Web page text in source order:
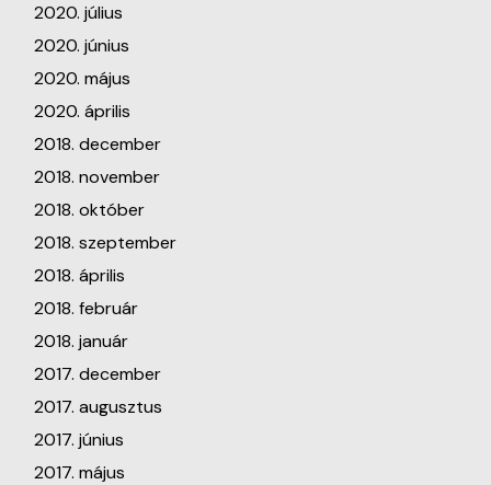
2020. július
2020. június
2020. május
2020. április
2018. december
2018. november
2018. október
2018. szeptember
2018. április
2018. február
2018. január
2017. december
2017. augusztus
2017. június
2017. május